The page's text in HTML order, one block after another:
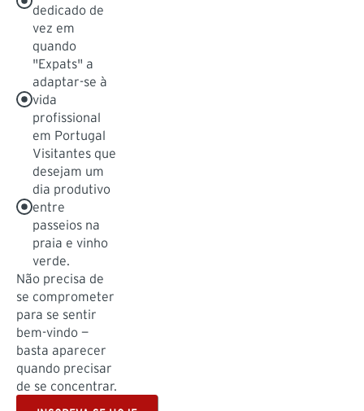
dedicado de
vez em
quando
"Expats" a
adaptar-se à
vida
profissional
em Portugal
Visitantes que
desejam um
dia produtivo
entre
passeios na
praia e vinho
verde.
Não precisa de
se comprometer
para se sentir
bem-vindo —
basta aparecer
quando precisar
de se concentrar.